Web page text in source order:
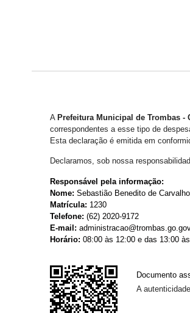
A Prefeitura Municipal de Trombas -
correspondentes a esse tipo de
Esta declaração é emitida em
Declaramos, sob nossa
Responsável pela informação:
Nome: Sebastião Benedito de
Matrícula: 1230
Telefone: (62) 2020-9172
E-mail:
Horário: 08:00 às 12:00 e das 13:00
Documento
A